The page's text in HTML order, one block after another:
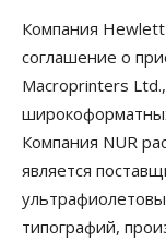
Компания
соглашение о
Macroprinters
Компания NUR
является
типографий,